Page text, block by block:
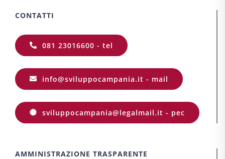
CONTATTI
081 23016600 - tel
info@sviluppocampania.it - mail
sviluppocampania@legalmail.it - pec
AMMINISTRAZIONE TRASPARENTE